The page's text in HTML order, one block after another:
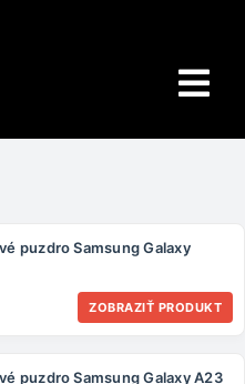
puzdro Samsung Galaxy
ZOBRAZIŤ PRODUKT
puzdro Samsung Galaxy A23